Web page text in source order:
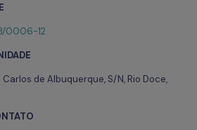
0006-12
Carlos de Albuquerque, S/N, Rio Doce,